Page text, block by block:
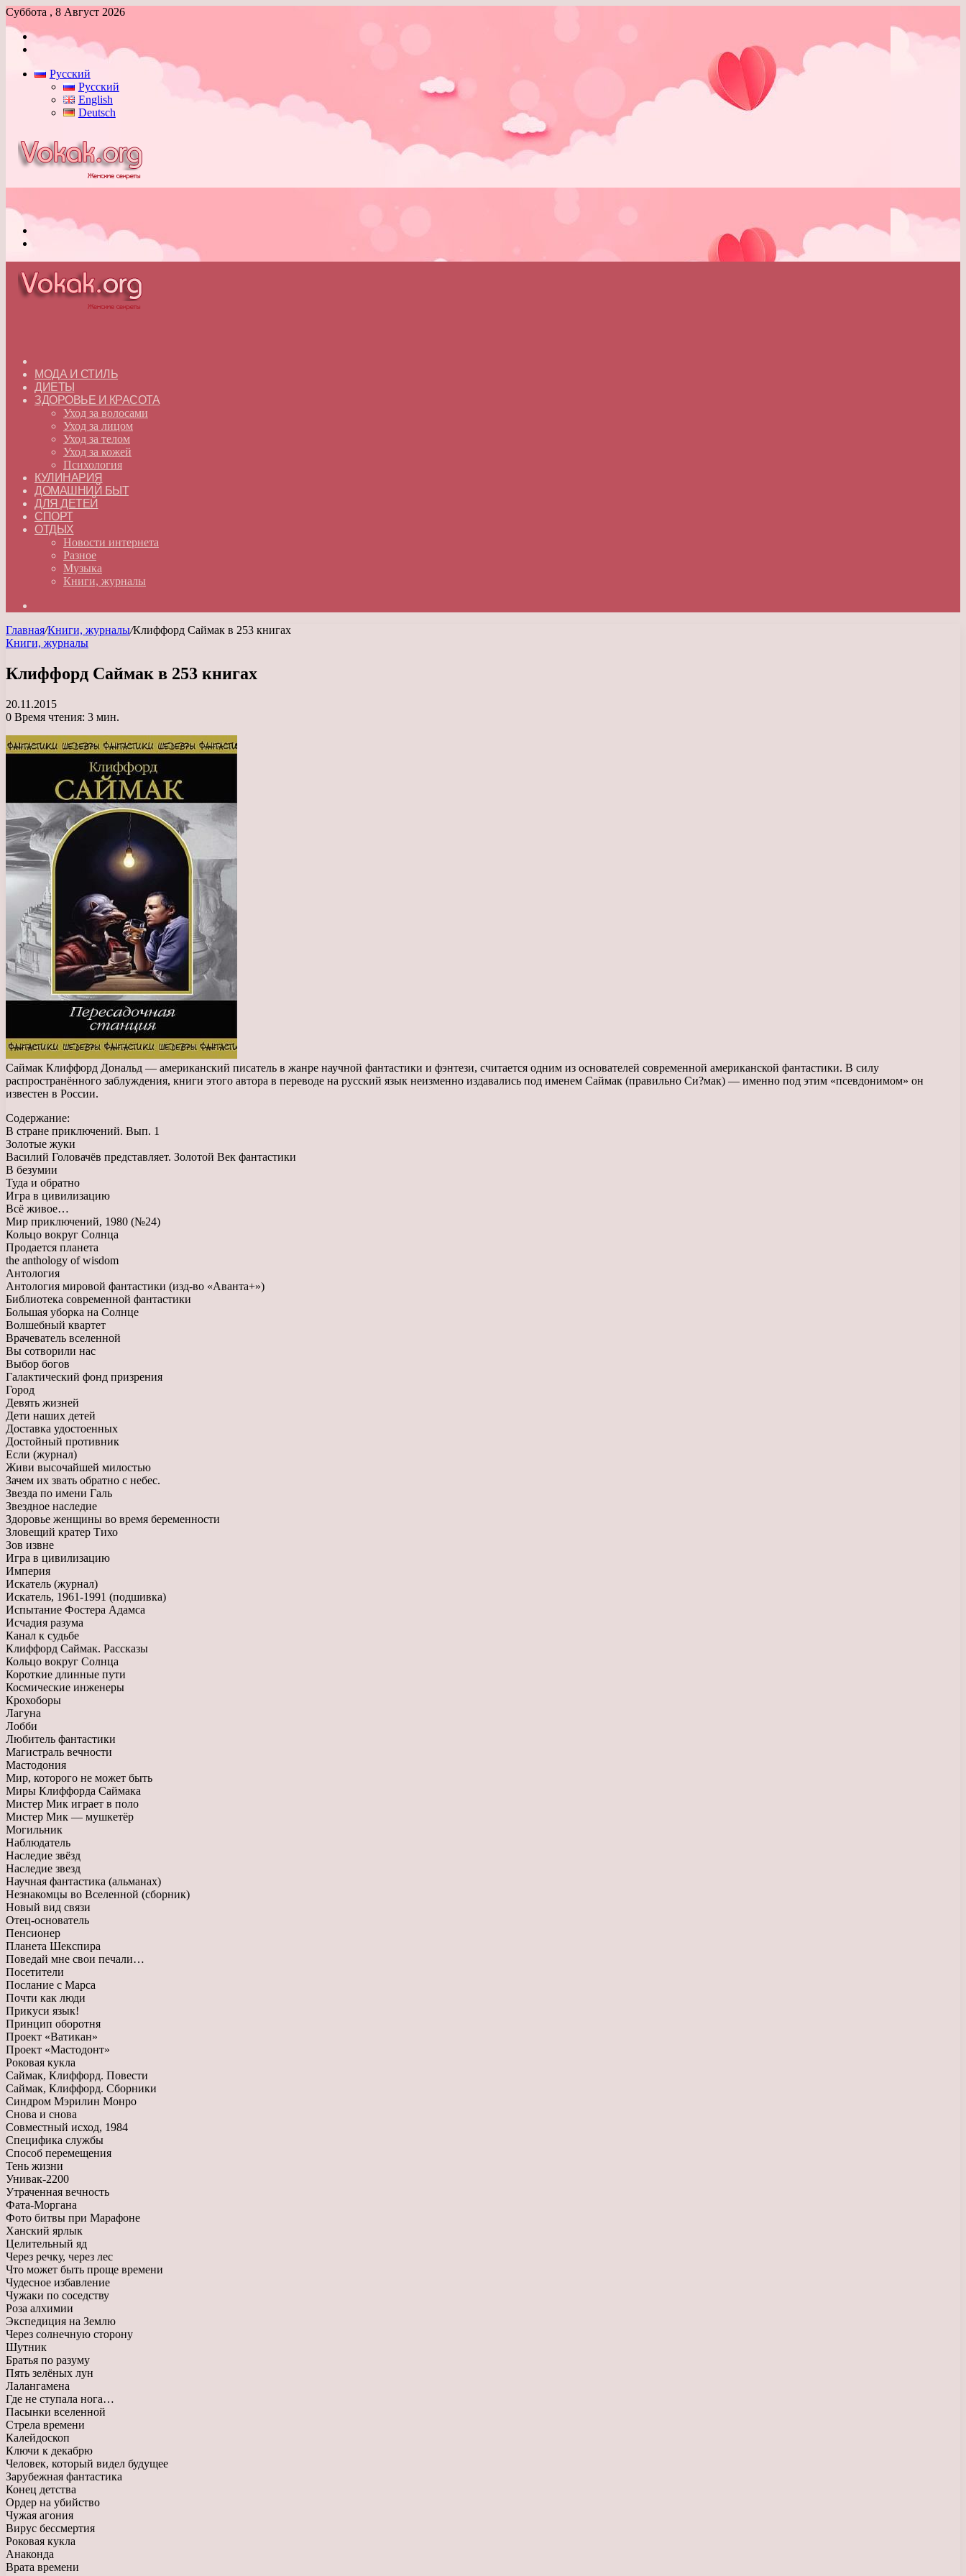
Суббота , 8 Август 2026
Войти
Русский
Русский
English
Deutsch
МОДА И СТИЛЬ
ДИЕТЫ
ЗДОРОВЬЕ И КРАСОТА
Уход за волосами
Уход за лицом
Уход за телом
Уход за кожей
Психология
КУЛИНАРИЯ
ДОМАШНИЙ БЫТ
ДЛЯ ДЕТЕЙ
СПОРТ
ОТДЫХ
Новости интернета
Разное
Музыка
Книги, журналы
Главная/Книги, журналы/Клиффорд Саймак в 253 книгах
Книги, журналы
Клиффорд Саймак в 253 книгах
20.11.2015
0 Время чтения: 3 мин.
Саймак Клиффорд Дональд — американский писатель в жанре научной фантастики и фэнтези, считается одним из основателей современной американской фантастики. В силу
распространённого заблуждения, книги этого автора в переводе на русский язык неизменно издавались под именем Саймак (правильно Си?мак) — именно под этим «псевдонимом» он
известен в России.
Содержание:
В стране приключений. Вып. 1
Золотые жуки
Василий Головачёв представляет. Золотой Век фантастики
В безумии
Туда и обратно
Игра в цивилизацию
Всё живое…
Мир приключений, 1980 (№24)
Кольцо вокруг Солнца
Продается планета
the anthology of wisdom
Антология
Антология мировой фантастики (изд-во «Аванта+»)
Библиотека современной фантастики
Большая уборка на Солнце
Волшебный квартет
Врачеватель вселенной
Вы сотворили нас
Выбор богов
Галактический фонд призрения
Город
Девять жизней
Дети наших детей
Доставка удостоенных
Достойный противник
Если (журнал)
Живи высочайшей милостью
Зачем их звать обратно с небес.
Звезда по имени Галь
Звездное наследие
Здоровье женщины во время беременности
Зловещий кратер Тихо
Зов извне
Игра в цивилизацию
Империя
Искатель (журнал)
Искатель, 1961-1991 (подшивка)
Испытание Фостера Адамса
Исчадия разума
Канал к судьбе
Клиффорд Саймак. Рассказы
Кольцо вокруг Солнца
Короткие длинные пути
Космические инженеры
Крохоборы
Лагуна
Лобби
Любитель фантастики
Магистраль вечности
Мастодония
Мир, которого не может быть
Миры Клиффорда Саймака
Мистер Мик играет в поло
Мистер Мик — мушкетёр
Могильник
Наблюдатель
Наследие звёзд
Наследие звезд
Научная фантастика (альманах)
Незнакомцы во Вселенной (сборник)
Новый вид связи
Отец-основатель
Пенсионер
Планета Шекспира
Поведай мне свои печали…
Посетители
Послание с Марса
Почти как люди
Прикуси язык!
Принцип оборотня
Проект «Ватикан»
Проект «Мастодонт»
Роковая кукла
Саймак, Клиффорд. Повести
Саймак, Клиффорд. Сборники
Синдром Мэрилин Монро
Снова и снова
Совместный исход, 1984
Специфика службы
Способ перемещения
Тень жизни
Унивак-2200
Утраченная вечность
Фата-Моргана
Фото битвы при Марафоне
Ханский ярлык
Целительный яд
Через речку, через лес
Что может быть проще времени
Чудесное избавление
Чужаки по соседству
Роза алхимии
Экспедиция на Землю
Через солнечную сторону
Шутник
Братья по разуму
Пять зелёных лун
Лалангамена
Где не ступала нога…
Пасынки вселенной
Стрела времени
Калейдоскоп
Ключи к декабрю
Человек, который видел будущее
Зарубежная фантастика
Конец детства
Ордер на убийство
Чужая агония
Вирус бессмертия
Роковая кукла
Анаконда
Врата времени